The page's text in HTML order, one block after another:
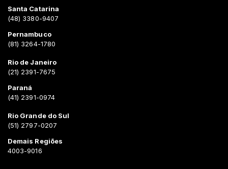
Santa Catarina
(48) 3380-9407
Pernambuco
(81) 3264-1780
Rio de Janeiro
(21) 2391-7675
Paraná
(41) 2391-0974
Rio Grande do Sul
(51) 2797-0207
Demais Regiões
4003-9016